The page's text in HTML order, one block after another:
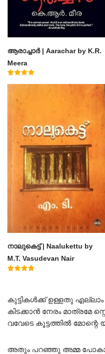
ആരാച്ചാര്‍ | Aarachar by K.R.
Meera
നാലുകെട്ട് | Naalukettu by
M.T. Vasudevan Nair
കുട്ടികൾക്ക് ഉള്ളതു
കിടക്കാൻ നേരം മാത്രമേ
വവേടെ കൂട്ടത്തിൽ മോന്റെ
അതും പറഞ്ഞു അമ്മ പോകാൻ